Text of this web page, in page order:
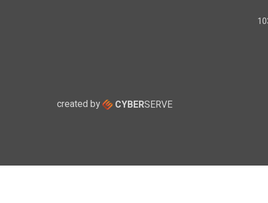
created by CYBERSERVE